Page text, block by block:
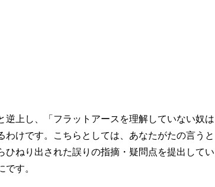
上し、「フラットアースを理解していない奴は
けです。こちらとしては、あなたがたの言うと
ねり出された誤りの指摘・疑問点を提出してい
す。